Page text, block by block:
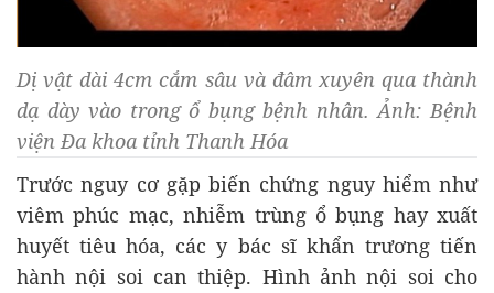
Dị vật dài 4cm cắm sâu và đâm xuyên qua thành
dạ dày vào trong ổ bụng bệnh nhân. Ảnh: Bệnh
viện Đa khoa tỉnh Thanh Hóa
Trước nguy cơ gặp biến chứng nguy hiểm như
viêm phúc mạc, nhiễm trùng ổ bụng hay xuất
huyết tiêu hóa, các y bác sĩ khẩn trương tiến
hành nội soi can thiệp. Hình ảnh nội soi cho